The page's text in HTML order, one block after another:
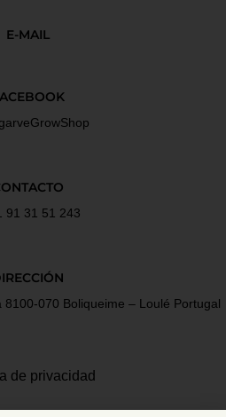
E-MAIL
91 31 51 243
8100-070 Boliqueime – Loulé Portugal
de privacidad